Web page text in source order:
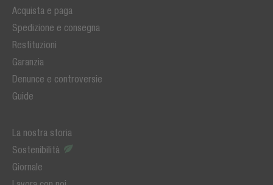
Acquista e paga
Spedizione e consegna
Restituzioni
Garanzia
Denunce e controversie
Guide
La nostra storia
Sostenibilità
Giornale